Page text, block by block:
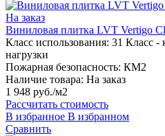
На заказ
Виниловая плитка LVT Vertigo
Класс использования: 31 Класс -
нагрузки
Пожарная безопасность: КМ2
Наличие товара: На заказ
1 948 руб./м2
Рассчитать стоимость
В избранное В избранном
Сравнить